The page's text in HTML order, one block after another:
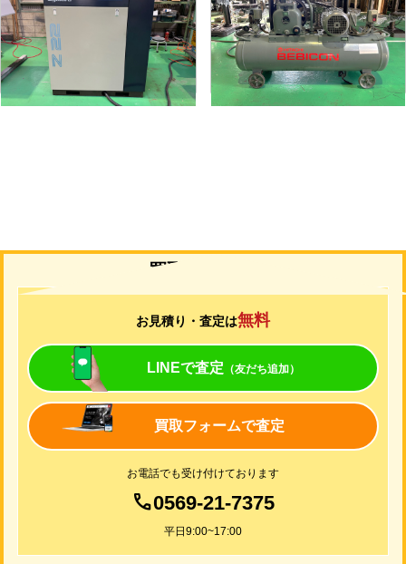
メーカー 三井精機
形 Z226AS3-R
年
メーカー 日立
形 式1.5P-9.5V6
式1988
買取について
お見積り・査定は無料
LINEで査定 （友だち追加）
買取フォームで査定
お電話でも受け付けております
0569-21-7375
平日9:00~17:00